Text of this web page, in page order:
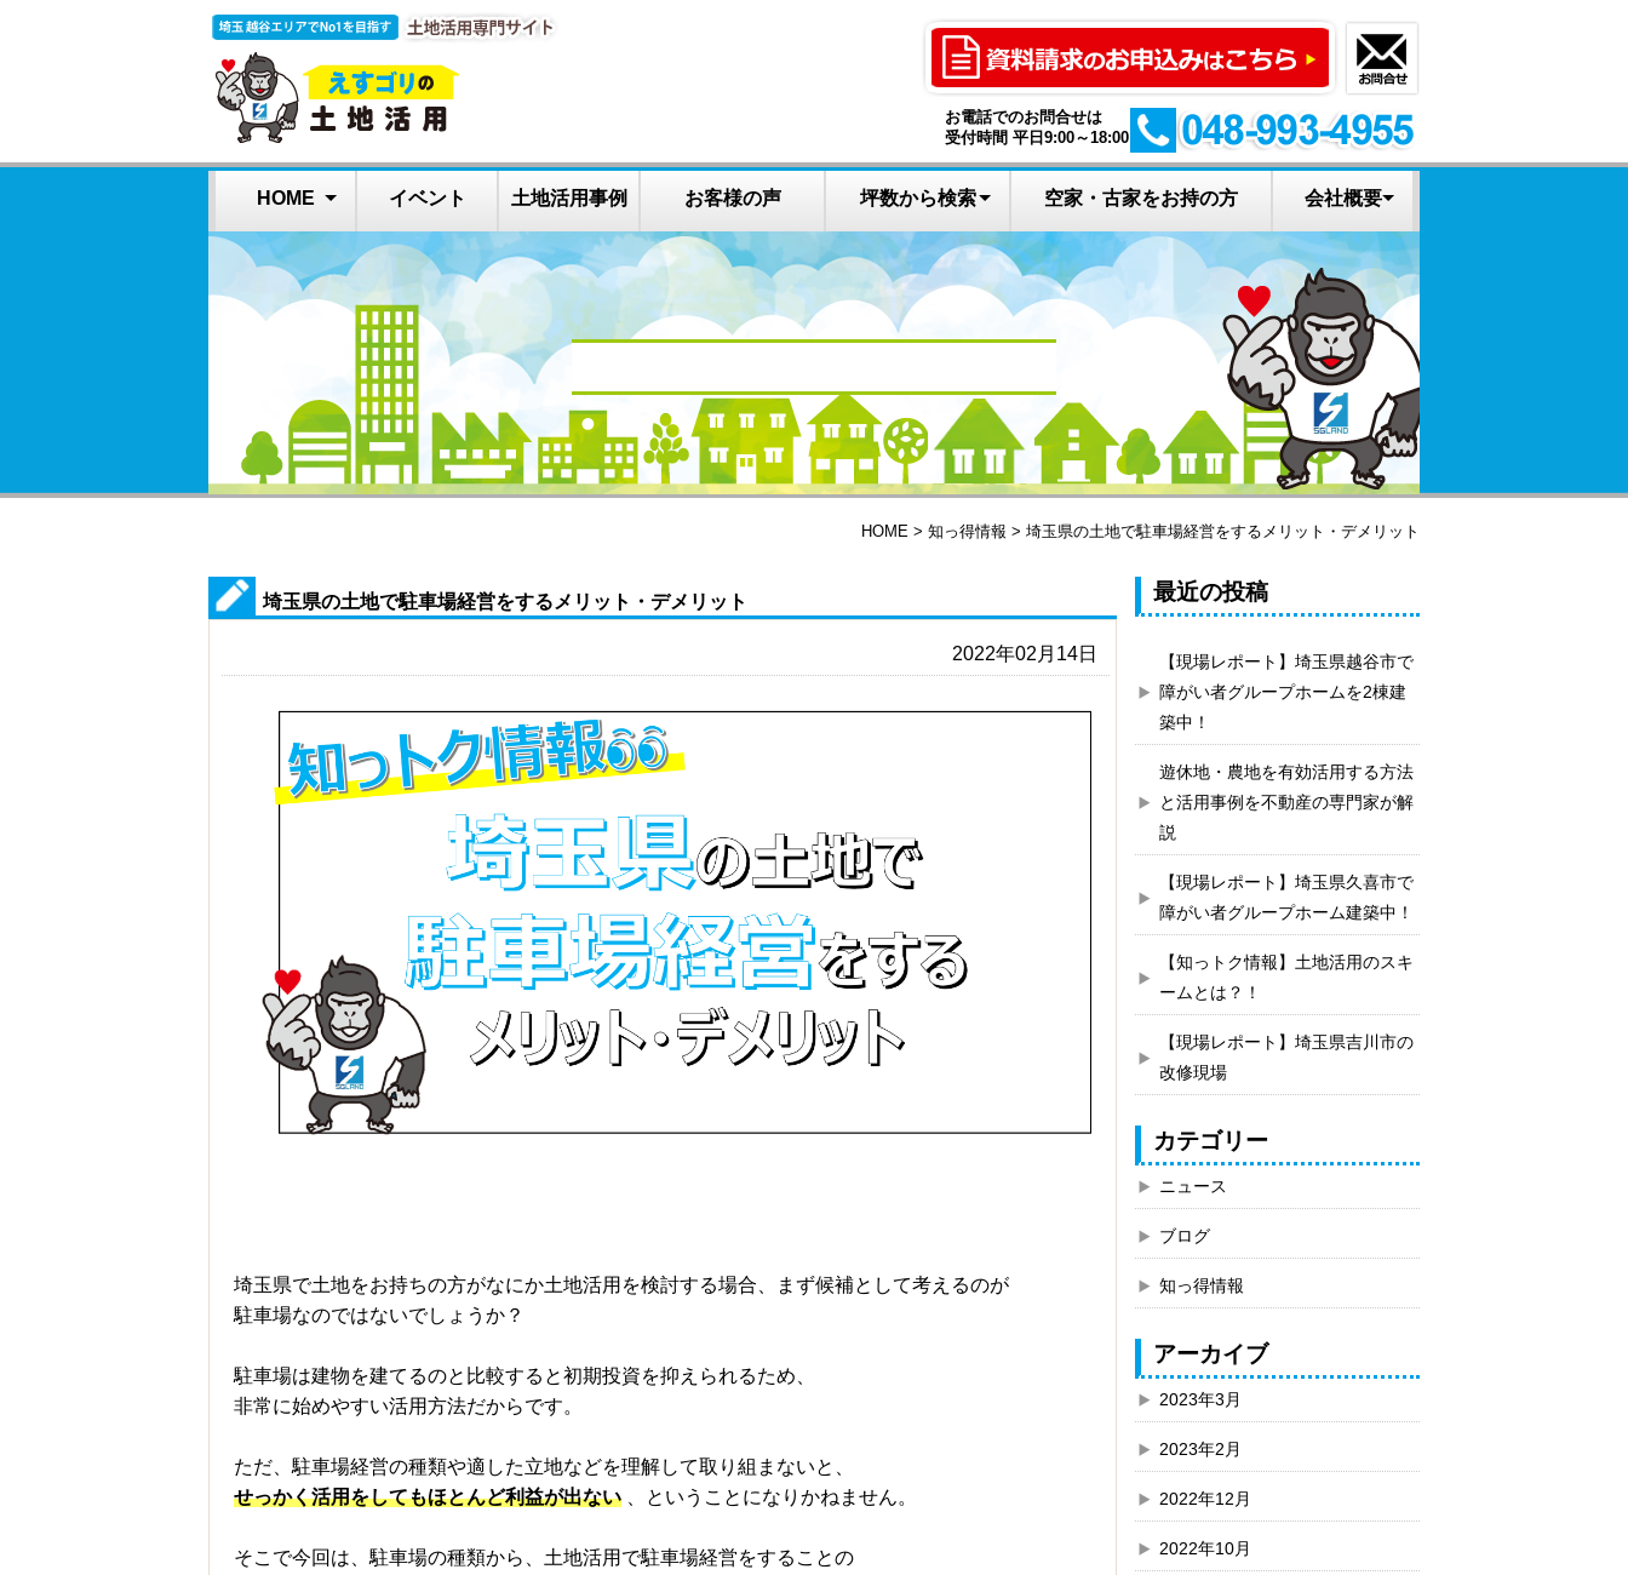
お電話でのお問合せは
受付時間 平日9:00～18:00
HOME
土地活用とは？
借家教室
高齢者施設の土地
活用
障がい者住宅で土
地活用
よくある質問
イベント 土地活用事例 お客様の声 坪数から検索
20～90坪
9０～１2０坪
120～150坪
150～190坪
200坪～
30坪以下
土地なし
空家・古家をお持の方 会社概要
会社概要
お問い合わせ
イベント申込み
えすゴリの土地活
用ニュース
土地の活用診断
資料請求
新着情報
HOME 知っ得情報 埼玉県の土地で駐車場経営をするメリット・デメリット
埼玉県の土地で駐車場経営をするメリット・デメリット
2022年02月14日
埼玉県で土地をお持ちの方がなにか土地活用を検討する場合、まず候補として考えるのが
駐車場なのではないでしょうか？
駐車場は建物を建てるのと比較すると初期投資を抑えられるため、
非常に始めやすい活用方法だからです。
ただ、駐車場経営の種類や適した立地などを理解して取り組まないと、
せっかく活用をしてもほとんど利益が出ない 、ということになりかねません。
そこで今回は、駐車場の種類から、土地活用で駐車場経営をすることの
最近の投稿
【現場レポート】埼玉県越谷市で
障がい者グループホームを2棟建
築中！
遊休地・農地を有効活用する方法
と活用事例を不動産の専門家が解
説
【現場レポート】埼玉県久喜市で
障がい者グループホーム建築中！
【知っトク情報】土地活用のスキ
ームとは？！
【現場レポート】埼玉県吉川市の
改修現場
カテゴリー
ニュース
ブログ
知っ得情報
アーカイブ
2023年3月
2023年2月
2022年12月
2022年10月